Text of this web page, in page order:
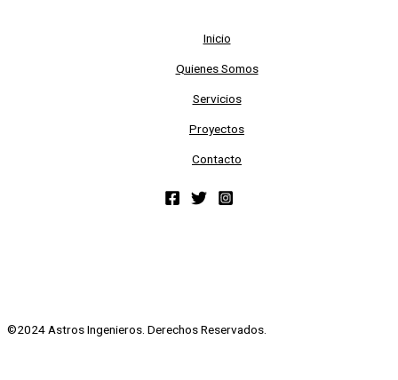
Inicio
Quienes Somos
Servicios
Proyectos
Contacto
©2024 Astros Ingenieros. Derechos Reservados.